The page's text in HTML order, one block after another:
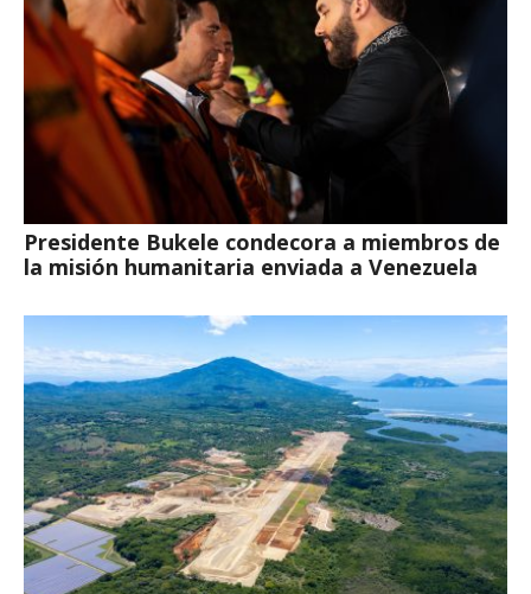
Presidente Bukele condecora a miembros de
la misión humanitaria enviada a Venezuela